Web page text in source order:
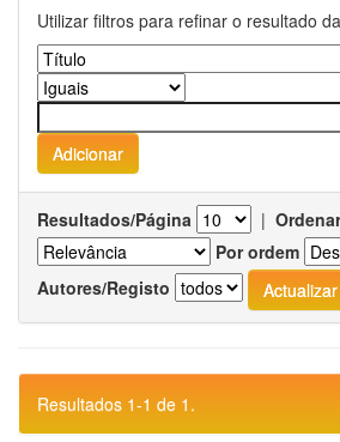
Utilizar filtros para refinar o resultado
Resultados/Página |
Por ordem
Autores/Registo
Resultados 1-1 de 1.